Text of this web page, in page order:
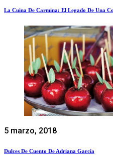
La Cuina De Carmina: El Legado De Una
5 marzo, 2018
Dulces De Cuento De Adriana García